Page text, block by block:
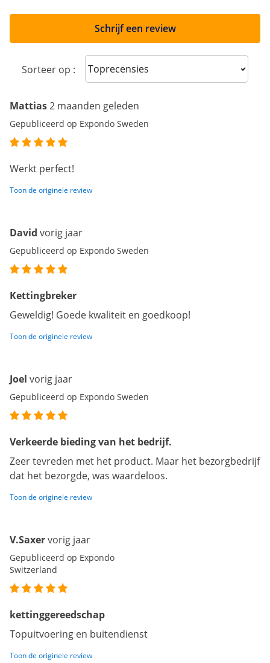
Schrijf een review
Sorteer op : Sort reviews
Mattias2 maanden geleden
Gepubliceerd op Expondo Sweden
Werkt perfect!
Toon de originele review
David vorig jaar
Gepubliceerd op Expondo Sweden
Kettingbreker
Geweldig! Goede kwaliteit en goedkoop!
Toon de originele review
Joel vorig jaar
Gepubliceerd op Expondo Sweden
Verkeerde bieding van het bedrijf.
Zeer tevreden met het product. Maar het bezorgbedrijf
dat het bezorgde, was waardeloos.
Toon de originele review
V.Saxervorig jaar
Gepubliceerd op Expondo
Switzerland
kettinggereedschap
Topuitvoering en buitendienst
Toon de originele review